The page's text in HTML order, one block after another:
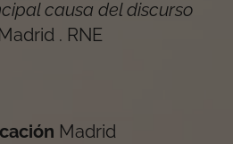
causa del discurso
Madrid . RNE
Madrid